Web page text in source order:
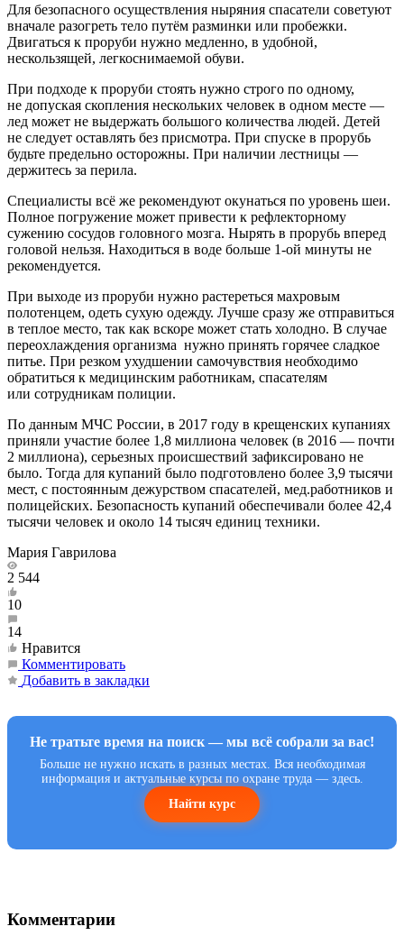
Для безопасного осуществления ныряния спасатели советуют
вначале разогреть тело путём разминки или пробежки.
Двигаться к проруби нужно медленно, в удобной,
нескользящей, легкоснимаемой обуви.
При подходе к проруби стоять нужно строго по одному,
не допуская скопления нескольких человек в одном месте —
лед может не выдержать большого количества людей. Детей
не следует оставлять без присмотра. При спуске в прорубь
будьте предельно осторожны. При наличии лестницы —
держитесь за перила.
Специалисты всё же рекомендуют окунаться по уровень шеи.
Полное погружение может привести к рефлекторному
сужению сосудов головного мозга. Нырять в прорубь вперед
головой нельзя. Находиться в воде больше 1-ой минуты не
рекомендуется.
При выходе из проруби нужно растереться махровым
полотенцем, одеть сухую одежду. Лучше сразу же отправиться
в теплое место, так как вскоре может стать холодно. В случае
переохлаждения организма нужно принять горячее сладкое
питье. При резком ухудшении самочувствия необходимо
обратиться к медицинским работникам, спасателям
или сотрудникам полиции.
По данным МЧС России, в 2017 году в крещенских купаниях
приняли участие более 1,8 миллиона человек (в 2016 — почти
2 миллиона), серьезных происшествий зафиксировано не
было. Тогда для купаний было подготовлено более 3,9 тысячи
мест, с постоянным дежурством спасателей, мед.работников и
полицейских. Безопасность купаний обеспечивали более 42,4
тысячи человек и около 14 тысяч единиц техники.
Мария Гаврилова
2 544
10
14
Нравится
Комментировать
Добавить в закладки
Не тратьте время на поиск — мы всё собрали за вас!
Больше не нужно искать в разных местах. Вся необходимая
информация и актуальные курсы по охране труда — здесь.
Найти курс
Комментарии